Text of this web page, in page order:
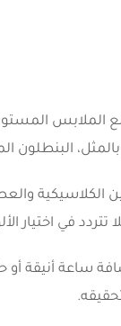
الملابس
الكلاسيكية
في اختيار
ساعة أنيقة